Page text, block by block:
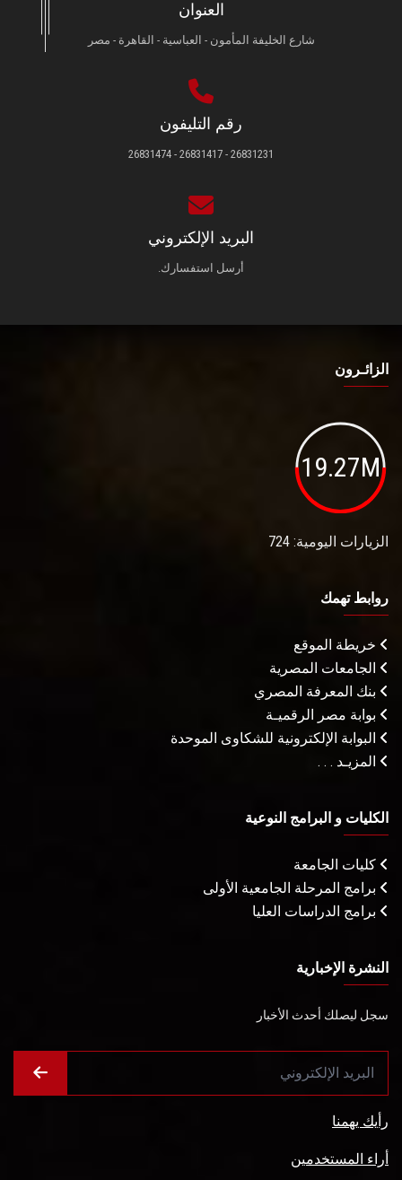
العنوان
شارع الخليفة المأمون - العباسية - القاهرة - مصر
رقم التليفون
26831231 - 26831417 - 26831474
البريد الإلكتروني
أرسل استفسارك.
الزائـرون
19.27M
الزيارات اليومية: 724
روابط تهمك
خريطة الموقع
الجامعات المصرية
بنك المعرفة المصري
بوابة مصر الرقميـة
البوابة الإلكترونية للشكاوى الموحدة
المزيـد . . .
الكليات و البرامج النوعية
كليات الجامعة
برامج المرحلة الجامعية الأولى
برامج الدراسات العليا
النشرة الإخبارية
سجل ليصلك أحدث الأخبار
رأيك يهمنا
أراء المستخدمين